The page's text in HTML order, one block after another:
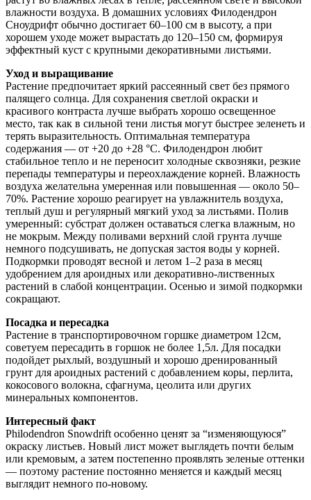
влажности воздуха. В домашних условиях Филодендрон
Сноудрифт обычно достигает 60–100 см в высоту, а при
хорошем уходе может вырастать до 120–150 см, формируя
эффектный куст с крупными декоративными листьями.
Уход и выращивание
Растение предпочитает яркий рассеянный свет без прямого
палящего солнца. Для сохранения светлой окраски и
красивого контраста лучше выбрать хорошо освещенное
место, так как в сильной тени листья могут быстрее зеленеть и
терять выразительность. Оптимальная температура
содержания — от +20 до +28 °C. Филодендрон любит
стабильное тепло и не переносит холодные сквозняки, резкие
перепады температуры и переохлаждение корней. Влажность
воздуха желательна умеренная или повышенная — около 50–
70%. Растение хорошо реагирует на увлажнитель воздуха,
теплый душ и регулярный мягкий уход за листьями. Полив
умеренный: субстрат должен оставаться слегка влажным, но
не мокрым. Между поливами верхний слой грунта лучше
немного подсушивать, не допуская застоя воды у корней.
Подкормки проводят весной и летом 1–2 раза в месяц
удобрением для ароидных или декоративно-лиственных
растений в слабой концентрации. Осенью и зимой подкормки
сокращают.
Посадка и пересадка
Растение в транспортировочном горшке диаметром 12см,
советуем пересадить в горшок не более 1,5л. Для посадки
подойдет рыхлый, воздушный и хорошо дренированный
грунт для ароидных растений с добавлением коры, перлита,
кокосового волокна, сфагнума, цеолита или других
минеральных компонентов.
Интересный факт
Philodendron Snowdrift особенно ценят за “изменяющуюся”
окраску листьев. Новый лист может выглядеть почти белым
или кремовым, а затем постепенно проявлять зеленые оттенки
— поэтому растение постоянно меняется и каждый месяц
выглядит немного по-новому.